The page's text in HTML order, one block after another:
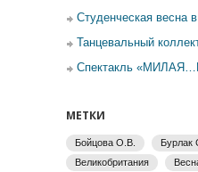
Студенческая весна
Танцевальный
Спектакль
МЕТКИ
Бойцова О.В. Бурлак
Великобритания